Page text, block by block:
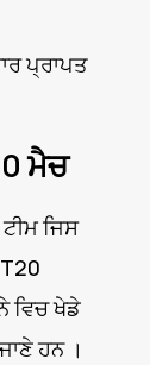
ਪ੍ਰਾਪਤ
ਮੈਚ
ਜਿਸ
ਵਿਚ ਖੇਡੇ
ਹਨ ।